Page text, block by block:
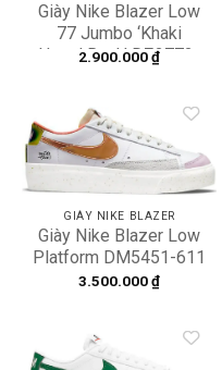
Giày Nike Blazer Low
77 Jumbo ‘Khaki
Hazel Rush’ DZ2772-
2.900.000₫
Add to
wishlist
GIÀY NIKE BLAZER
Giày Nike Blazer Low
Platform DM5451-611
3.500.000₫